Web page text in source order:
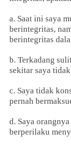
a. Saat ini saya
berintegritas,
berintegritas
b. Terkadang
sekitar saya
c. Saya tidak
pernah
d. Saya
berperilaku